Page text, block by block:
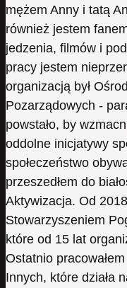
mężem Anny i tatą
również jestem
jedzenia, filmów i
pracy jestem
organizacją był
Pozarządowych -
powstało, by
oddolne inicjatywy
społeczeństwo
przeszedłem do
Aktywizacja. Od
Stowarzyszeniem
które od 15 lat
Ostatnio
Innych, które działa